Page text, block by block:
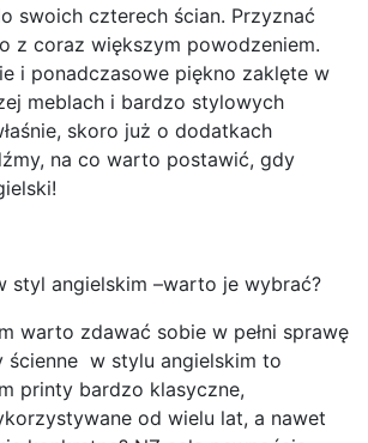
swoich czterech ścian. Przyznać
z coraz większym powodzeniem.
i ponadczasowe piękno zaklęte w
meblach i bardzo stylowych
skoro już o dodatkach
na co warto postawić, gdy
styl angielskim –warto je wybrać?
warto zdawać sobie w pełni sprawę
ścienne w stylu angielskim to
printy bardzo klasyczne,
od wielu lat, a nawet